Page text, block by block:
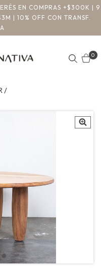
EN COMPRAS +$300K | 9
| 10% OFF CON TRANSF.
0
/